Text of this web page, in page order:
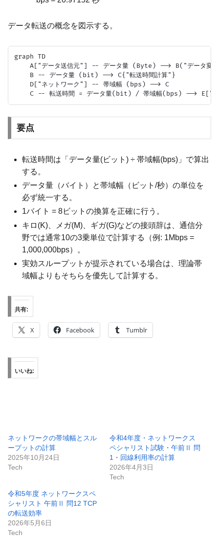
データ転送の概念を図示する。
graph TD
A["データ送信元"] -- データ量 (Byte) --> B("データ変
    B -- データ量 (bit) --> C{"転送時間計算"}
    D["ネットワーク"] -- 帯域幅 (bps) --> C
要点
転送時間は「データ量(ビット) ÷ 帯域幅(bps)」で算出
する。
データ量（バイト）と帯域幅（ビット/秒）の単位を
必ず統一する。
1バイト = 8ビットの換算を正確に行う。
キロ(K)、メガ(M)、ギガ(G)などの接頭辞は、通信分
野では通常10の3乗単位で計算する（例: 1Mbps =
1,000,000bps）。
実効スループットが提示されている場合は、理論帯
域幅よりもそちらを優先して計算する。
共有:
X Facebook Tumblr
いいね:
ネットワークの帯域幅とスル
ープットの計算
2025年10月24日
Tech
令和4年度・ネットワークス
ペシャリスト試験・午前Ⅱ 問
1・回線利用率の計算
2026年4月3日
Tech
令和5年度 ネットワークスペ
シャリスト 午前Ⅱ 問12 TCP
の転送効率
2026年5月6日
Tech